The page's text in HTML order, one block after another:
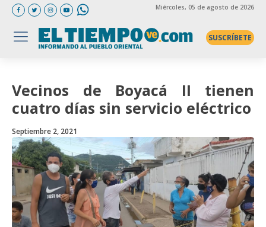
Miércoles, 05 de agosto de 2026
SUSCRÍBETE
Vecinos de Boyacá II tienen
cuatro días sin servicio eléctrico
Septiembre 2, 2021